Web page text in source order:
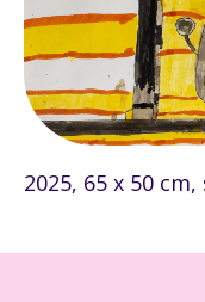
2025, 65 x 50